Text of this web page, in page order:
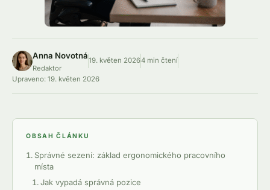
Anna Novotná
Redaktor
19. květen 20264 min čtení
Upraveno: 19. květen 2026
OBSAH ČLÁNKU
Správné sezení: základ ergonomického pracovního
místa
Jak vypadá správná pozice